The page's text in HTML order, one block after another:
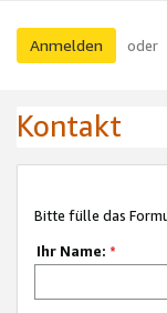
Anmelden oder
Kontakt
Bitte fülle das
Ihr Name: *